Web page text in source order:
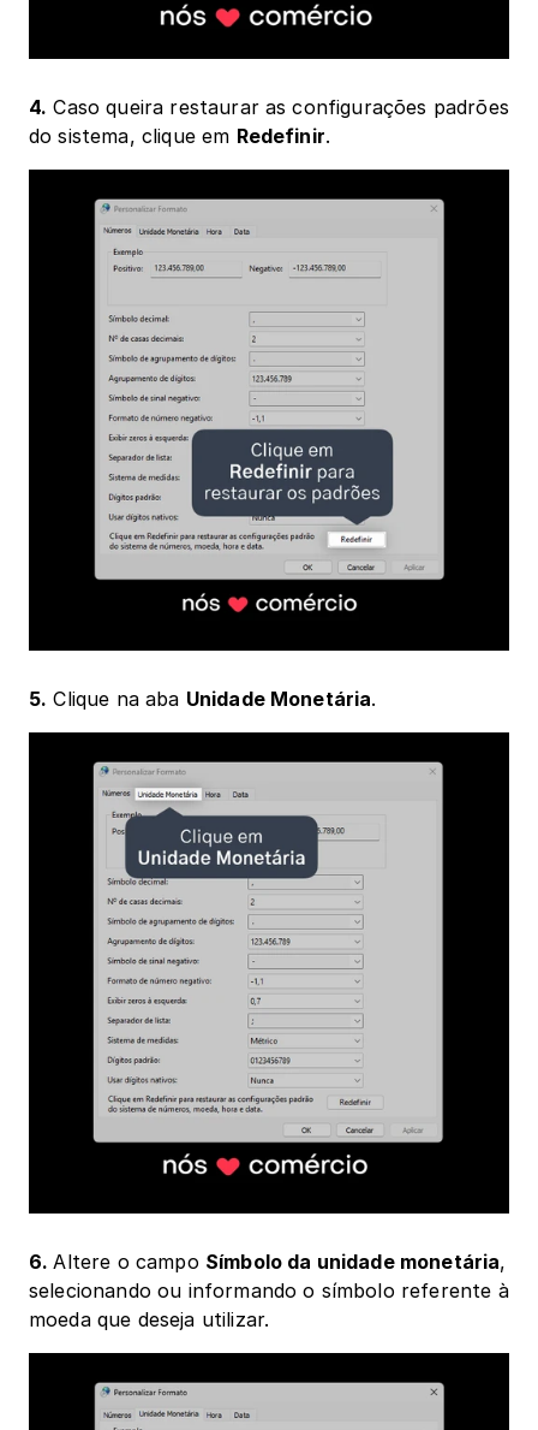
4. Caso queira restaurar as configurações padrões
do sistema, clique em Redefinir.
5. Clique na aba Unidade Monetária.
6. Altere o campo Símbolo da unidade monetária,
selecionando ou informando o símbolo referente à
moeda que deseja utilizar.